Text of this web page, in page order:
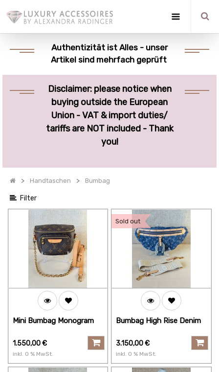
Authentizität ist Alles - unser
Artikel sind mehrfach geprüft
Disclaimer: please notice when
buying outside the European
Union - VAT & import duties/
tariffs are NOT included - Thank
you!
Handtaschen Bumbag
Filter
Optionen
anzeigen
Kategorien
Mini Bumbag Monogram
1.550,00€
inkl. 0 % MwSt.
Sold out
Bumbag High Rise Denim
3.150,00€
inkl. 0 % MwSt.